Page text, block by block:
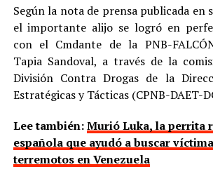
Según la nota de prensa publicada en
el importante alijo se logró en
con el Cmdante de la PNB-
Tapia Sandoval, a través de la
División Contra Drogas de la
Estratégicas y Tácticas (CPNB-DAET-
Lee también:Murió Luka, la perrita
española que ayudó a buscar
terremotos en Venezuela